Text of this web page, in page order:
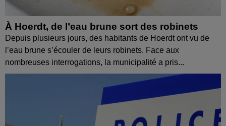
À Hoerdt, de l’eau brune sort des robinets
Depuis plusieurs jours, des habitants de Hoerdt ont vu de
l’eau brune s’écouler de leurs robinets. Face aux
nombreuses interrogations, la municipalité a pris...